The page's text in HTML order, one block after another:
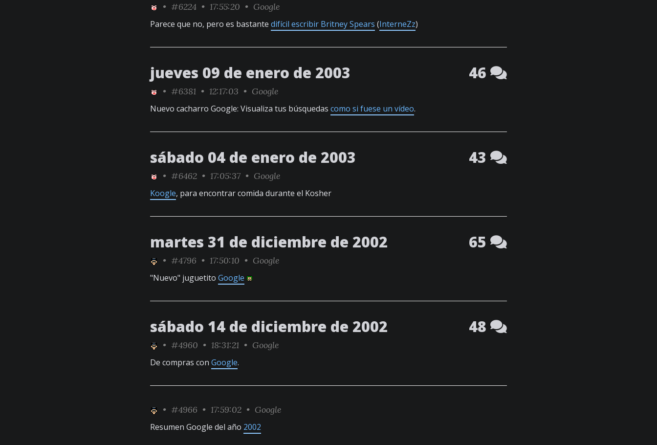
• #6224 • 17:55:20 • Google
Parece que no, pero es bastante difícil escribir Britney Spears (InterneZz)
jueves 09 de enero de 2003 46
• #6381 • 12:17:03 • Google
Nuevo cacharro Google: Visualiza tus búsquedas como si fuese un vídeo.
sábado 04 de enero de 2003 43
• #6462 • 17:05:37 • Google
Koogle, para encontrar comida durante el Kosher
martes 31 de diciembre de 2002 65
• #4796 • 17:50:10 • Google
"Nuevo" juguetito Google
sábado 14 de diciembre de 2002 48
• #4960 • 18:31:21 • Google
De compras con Google.
• #4966 • 17:59:02 • Google
Resumen Google del año 2002